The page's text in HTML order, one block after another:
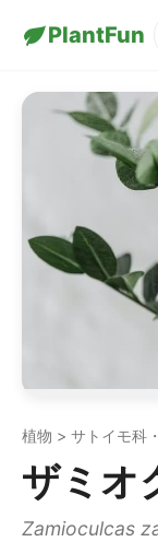
PlantFun
植物 > サトイモ科
ザミオ
Zamioculcas